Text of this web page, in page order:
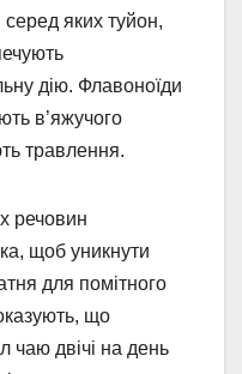
серед яких туйон,
дію. Флавоноїди
в’яжучого
травлення.
речовин
щоб уникнути
для помітного
що
чаю двічі на день